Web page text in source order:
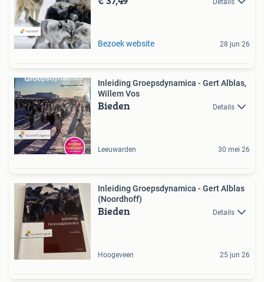
Bezoek website 28 jun 26
Inleiding Groepsdynamica - Gert Alblas,
Willem Vos
Bieden Details
Leeuwarden 30 mei 26
Inleiding Groepsdynamica - Gert Alblas
(Noordhoff)
Bieden Details
Hoogeveen 25 jun 26